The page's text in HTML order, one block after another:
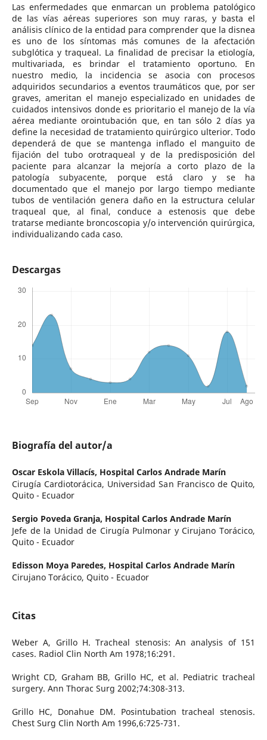
Las enfermedades que enmarcan un problema patológico
de las vías aéreas superiores son muy raras, y basta el
análisis clínico de la entidad para comprender que la disnea
es uno de los síntomas más comunes de la afectación
subglótica y traqueal. La finalidad de precisar la etiología,
multivariada, es brindar el tratamiento oportuno. En
nuestro medio, la incidencia se asocia con procesos
adquiridos secundarios a eventos traumáticos que, por ser
graves, ameritan el manejo especializado en unidades de
cuidados intensivos donde es prioritario el manejo de la vía
aérea mediante orointubación que, en tan sólo 2 días ya
define la necesidad de tratamiento quirúrgico ulterior. Todo
dependerá de que se mantenga inflado el manguito de
fijación del tubo orotraqueal y de la predisposición del
paciente para alcanzar la mejoría a corto plazo de la
patología subyacente, porque está claro y se ha
documentado que el manejo por largo tiempo mediante
tubos de ventilación genera daño en la estructura celular
traqueal que, al final, conduce a estenosis que debe
tratarse mediante broncoscopia y/o intervención quirúrgica,
individualizando cada caso.
Descargas
Biografía del autor/a
Oscar Eskola Villacís, Hospital Carlos Andrade Marín
Cirugía Cardiotorácica, Universidad San Francisco de Quito,
Quito - Ecuador
Sergio Poveda Granja, Hospital Carlos Andrade Marín
Jefe de la Unidad de Cirugía Pulmonar y Cirujano Torácico,
Quito - Ecuador
Edisson Moya Paredes, Hospital Carlos Andrade Marín
Cirujano Torácico, Quito - Ecuador
Citas
Weber A, Grillo H. Tracheal stenosis: An analysis of 151
cases. Radiol Clin North Am 1978;16:291.
Wright CD, Graham BB, Grillo HC, et al. Pediatric tracheal
surgery. Ann Thorac Surg 2002;74:308-313.
Grillo HC, Donahue DM. Posintubation tracheal stenosis.
Chest Surg Clin North Am 1996,6:725-731.